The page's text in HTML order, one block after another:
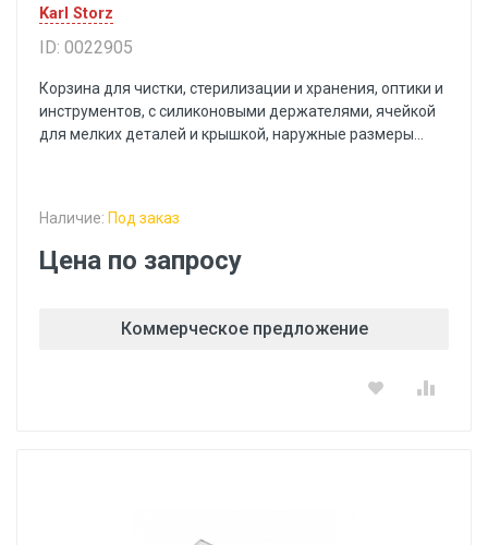
Karl Storz
ID: 0022905
Корзина для чистки, стерилизации и хранения, оптики и
инструментов, с силиконовыми держателями, ячейкой
для мелких деталей и крышкой, наружные размеры...
Наличие: Под заказ
Цена по запросу
Коммерческое предложение